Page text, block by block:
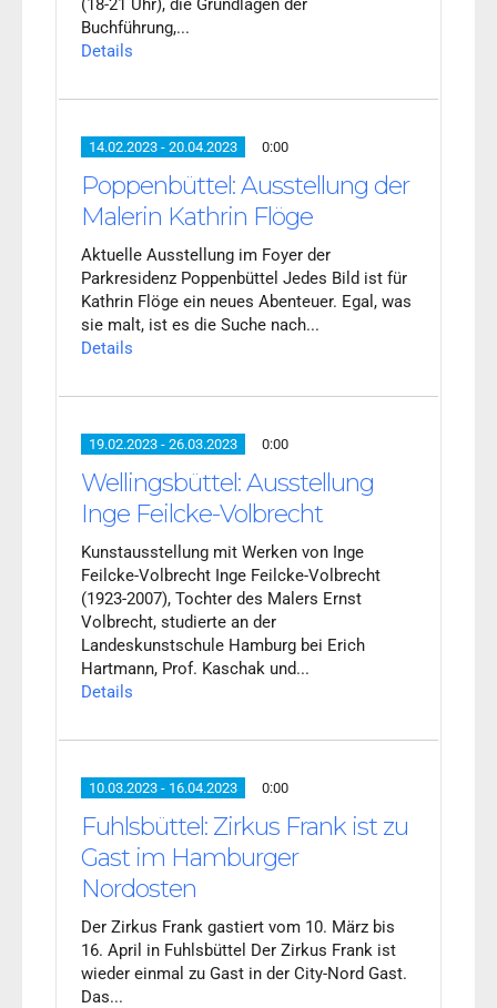
(18-21 Uhr), die Grundlagen der
Buchführung,...
Details
14.02.2023 - 20.04.2023 0:00
Poppenbüttel: Ausstellung der
Malerin Kathrin Flöge
Aktuelle Ausstellung im Foyer der
Parkresidenz Poppenbüttel Jedes Bild ist für
Kathrin Flöge ein neues Abenteuer. Egal, was
sie malt, ist es die Suche nach...
Details
19.02.2023 - 26.03.2023 0:00
Wellingsbüttel: Ausstellung
Inge Feilcke-Volbrecht
Kunstausstellung mit Werken von Inge
Feilcke-Volbrecht Inge Feilcke-Volbrecht
(1923-2007), Tochter des Malers Ernst
Volbrecht, studierte an der
Landeskunstschule Hamburg bei Erich
Hartmann, Prof. Kaschak und...
Details
10.03.2023 - 16.04.2023 0:00
Fuhlsbüttel: Zirkus Frank ist zu
Gast im Hamburger
Nordosten
Der Zirkus Frank gastiert vom 10. März bis
16. April in Fuhlsbüttel Der Zirkus Frank ist
wieder einmal zu Gast in der City-Nord Gast.
Das...